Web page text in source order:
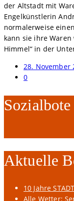
der Altstadt mit
Engelkünstlerin
normalerweise
kann sie ihre
Himmel“ in der
28. November
0
Aktuelle
10 Jahre
Alle Wetter: